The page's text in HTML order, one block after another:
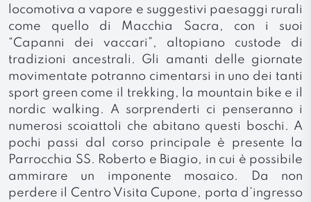
locomotiva a vapore e suggestivi paesaggi rurali
come quello di Macchia Sacra, con i suoi
“Capanni dei vaccari”, altopiano custode di
tradizioni ancestrali. Gli amanti delle giornate
movimentate potranno cimentarsi in uno dei tanti
sport green come il trekking, la mountain bike e il
nordic walking. A sorprenderti ci penseranno i
numerosi scoiattoli che abitano questi boschi. A
pochi passi dal corso principale è presente la
Parrocchia SS. Roberto e Biagio, in cui è possibile
ammirare un imponente mosaico. Da non
perdere il Centro Visita Cupone, porta d’ingresso